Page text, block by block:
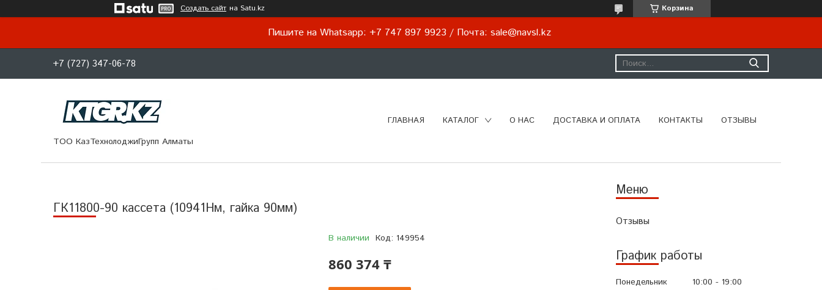
Создать сайт на Satu.kz Корзина
Пишите на Whatsapp: +7 747 897 9923 / Почта: sale@navsl.kz
+7 (727) 347-06-78
ТОО КазТехнолоджиГрупп Алматы
ГЛАВНАЯ КАТАЛОГ О НАС ДОСТАВКА И ОПЛАТА КОНТАКТЫ ОТЗЫВЫ
Отзывы
График работы
Понедельник 10:00
19:00
ГК11800-90 кассета (10941Нм, гайка 90мм)
В наличии Код: 149954
860 374 ₸